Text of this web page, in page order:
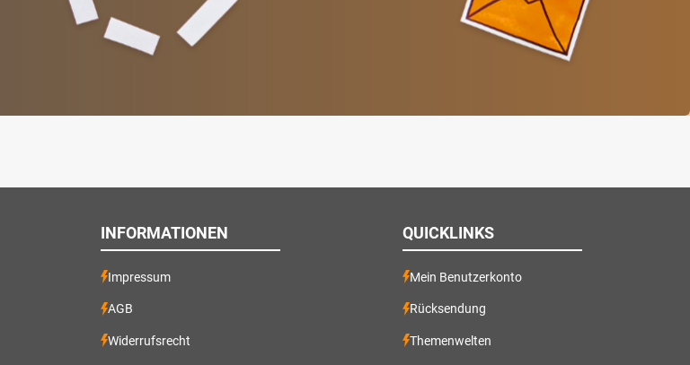
INFORMATIONEN
Impressum
AGB
Widerrufsrecht
QUICKLINKS
Mein Benutzerkonto
Rücksendung
Themenwelten